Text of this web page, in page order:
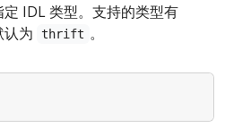
定 IDL 类型。支持的类型有
认为 thrift 。